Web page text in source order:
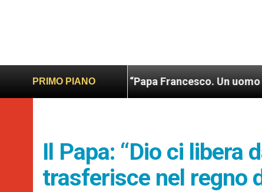
PRIMO PIANO
LEV: “Papa Francesco. Un uomo di
Il Papa: “Dio ci libera
trasferisce nel regno